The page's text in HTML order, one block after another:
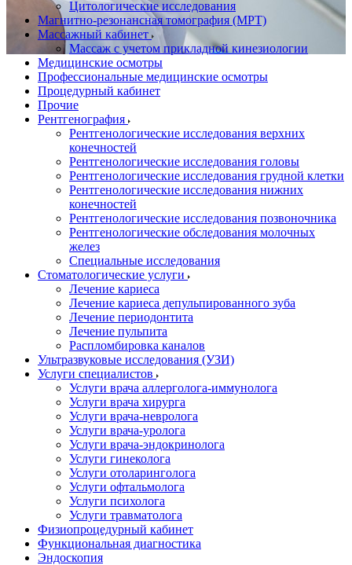
Цитологические исследования
Магнитно-резонансная томография (МРТ)
Массажный кабинет
Массаж с учетом прикладной кинезиологии
Медицинские осмотры
Профессиональные медицинские осмотры
Процедурный кабинет
Прочие
Рентгенография
Рентгенологические исследования верхних
конечностей
Рентгенологические исследования головы
Рентгенологические исследования грудной клетки
Рентгенологические исследования нижних
конечностей
Рентгенологические исследования позвоночника
Рентгенологические обследования молочных
желез
Специальные исследования
Стоматологические услуги
Лечение кариеса
Лечение кариеса депульпированного зуба
Лечение периодонтита
Лечение пульпита
Распломбировка каналов
Ультразвуковые исследования (УЗИ)
Услуги специалистов
Услуги врача аллерголога-иммунолога
Услуги врача хирурга
Услуги врача-невролога
Услуги врача-уролога
Услуги врача-эндокринолога
Услуги гинеколога
Услуги отоларинголога
Услуги офтальмолога
Услуги психолога
Услуги травматолога
Физиопроцедурный кабинет
Функциональная диагностика
Эндоскопия